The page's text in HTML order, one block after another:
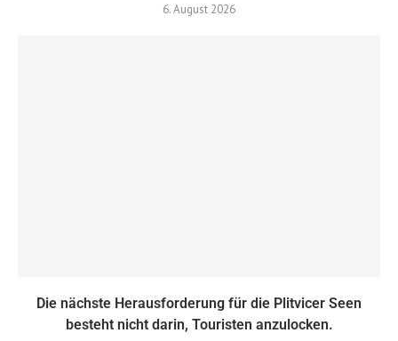
6. August 2026
Die nächste Herausforderung für die Plitvicer Seen
besteht nicht darin, Touristen anzulocken.